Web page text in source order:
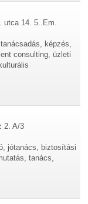
utca 14. 5..Em.
képzés,
consulting, üzleti
2. A/3
jótanács, biztosítási
tanács,